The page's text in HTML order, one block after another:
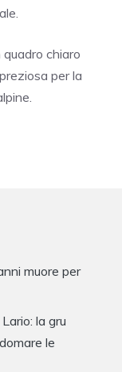
chiaro
per la
muore per
la gru
le